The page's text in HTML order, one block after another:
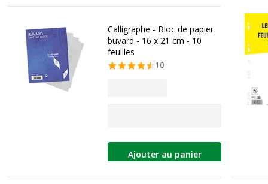
Calligraphe - Bloc de papier
buvard - 16 x 21 cm - 10
feuilles
10
Ajouter au panier